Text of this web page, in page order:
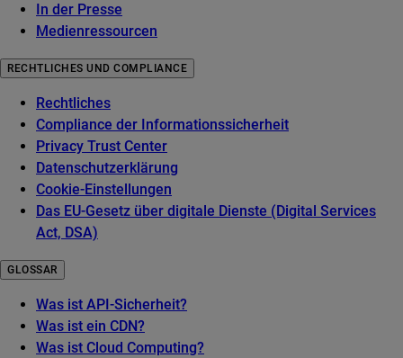
In der Presse
Medienressourcen
RECHTLICHES UND COMPLIANCE
Rechtliches
Compliance der Informationssicherheit
Privacy Trust Center
Datenschutzerklärung
Cookie-Einstellungen
Das EU-Gesetz über digitale Dienste (Digital Services
Act, DSA)
GLOSSAR
Was ist API-Sicherheit?
Was ist ein CDN?
Was ist Cloud Computing?